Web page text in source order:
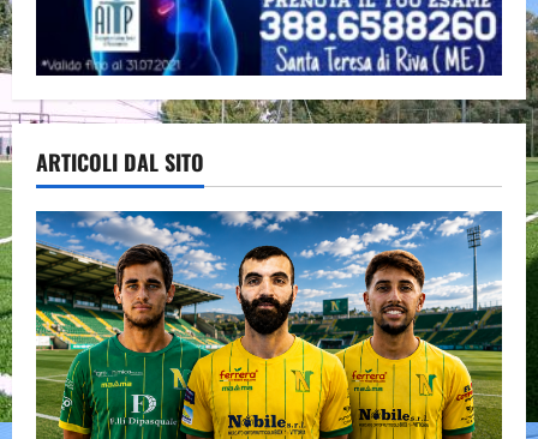
ARTICOLI DAL SITO